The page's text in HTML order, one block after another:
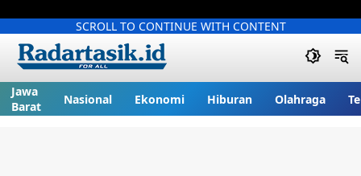
SCROLL TO CONTINUE WITH CONTENT
Jawa
Barat
Nasional Ekonomi Hiburan Olahraga